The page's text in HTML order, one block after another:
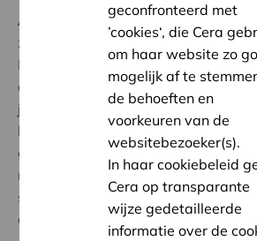
Ambitie:
Een solidaire, respectvolle
zonder drempels
Met dit - door Cera gesteund -
dagbegeleiding konden we de
jongeren overdag zijn, via
leef-, speel- en kindvriendelijk
galm in de ruimtes gedempt is,
rust in deze leefruimtes. De rust laat
sterker in te zetten op ons
onze jongeren toe.
geconfronteerd met
’cookies‘, die Cera
om haar website zo
mogelijk af te
de behoeften en
voorkeuren van de
websitebezoeker(s).
In haar cookiebeleid
Cera op transparante
wijze gedetailleerde
informatie over de